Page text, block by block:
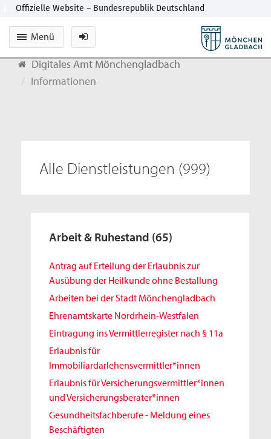
Menü
Digitales Amt Mönchengladbach
Informationen
Alle Dienstleistungen (999)
Arbeit & Ruhestand (65)
Antrag auf Erteilung der Erlaubnis zur
Ausübung der Heilkunde ohne Bestallung
Arbeiten bei der Stadt Mönchengladbach
Ehrenamtskarte Nordrhein-Westfalen
Eintragung ins Vermittlerregister nach § 11a
Erlaubnis für
Immobiliardarlehensvermittler*innen
Erlaubnis für Versicherungsvermittler*innen
und Versicherungsberater*innen
Gesundheitsfachberufe - Meldung eines
Beschäftigten